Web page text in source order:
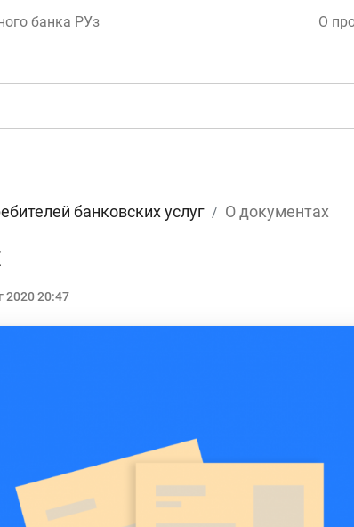
банка РУз О
Финансовая
банковских услуг О документах
2020 20:47